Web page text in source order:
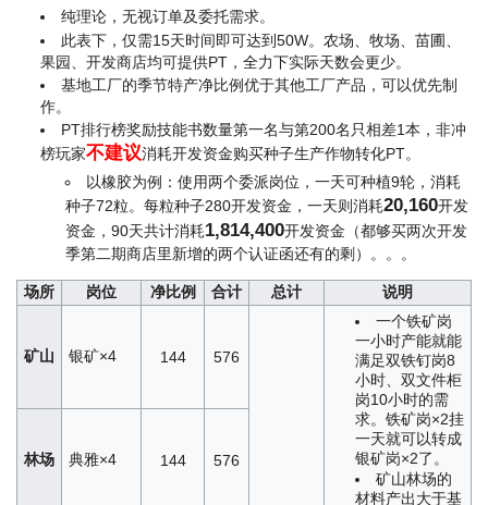
纯理论，无视订单及委托需求。
此表下，仅需15天时间即可达到50W。农场、牧场、苗圃、
果园、开发商店均可提供PT，全力下实际天数会更少。
基地工厂的季节特产净比例优于其他工厂产品，可以优先制
作。
PT排行榜奖励技能书数量第一名与第200名只相差1本，非冲
榜玩家不建议消耗开发资金购买种子生产作物转化PT。
以橡胶为例：使用两个委派岗位，一天可种植9轮，消耗
种子72粒。每粒种子280开发资金，一天则消耗20,160开发
资金，90天共计消耗1,814,400开发资金（都够买两次开发
季第二期商店里新增的两个认证函还有的剩）。。。
场所 岗位 净比例 合计 总计 说明
矿山 银矿×4 144 576
一个铁矿岗
一小时产能就能
满足双铁钉岗8
小时、双文件柜
岗10小时的需
求。铁矿岗×2挂
一天就可以转成
银矿岗×2了。
矿山林场的
材料产出大于基
林场 典雅×4 144 576